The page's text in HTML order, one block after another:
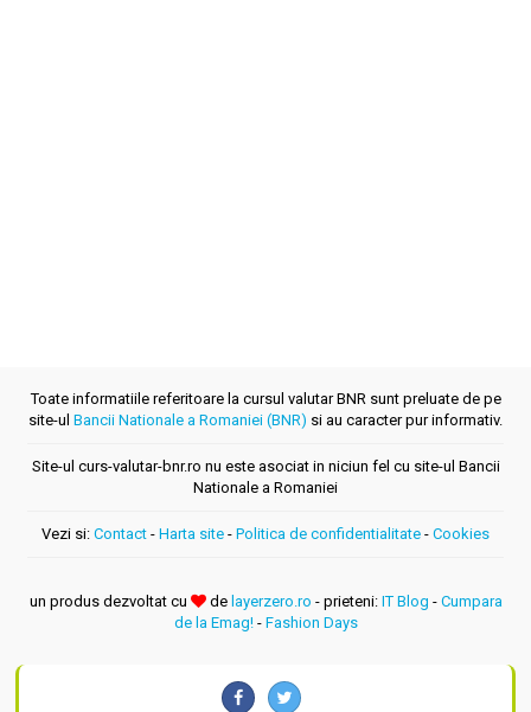
Toate informatiile referitoare la cursul valutar BNR sunt preluate de pe
site-ul Bancii Nationale a Romaniei (BNR) si au caracter pur informativ.
Site-ul curs-valutar-bnr.ro nu este asociat in niciun fel cu site-ul Bancii
Nationale a Romaniei
Vezi si: Contact - Harta site - Politica de confidentialitate - Cookies
un produs dezvoltat cu de layerzero.ro - prieteni: IT Blog - Cumpara
de la Emag!- Fashion Days